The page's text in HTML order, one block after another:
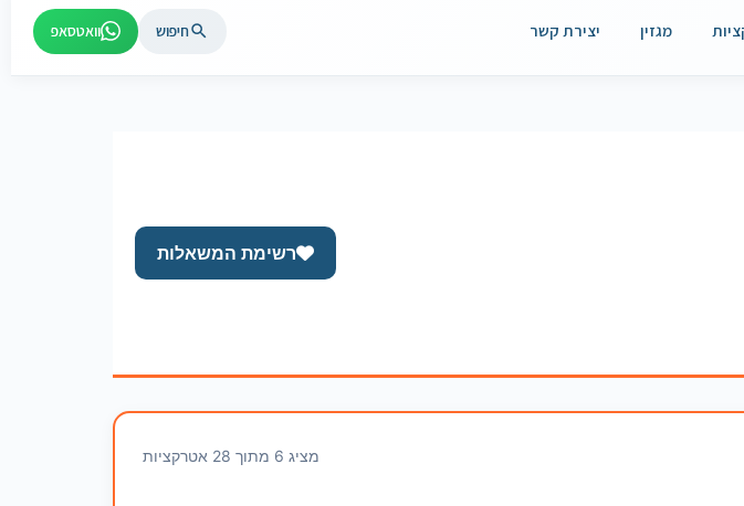
מגזין יצירת קשר חיפוש וואטסאפ
רשימת המשאלות
מציג 6 מתוך 28 אטרקציות